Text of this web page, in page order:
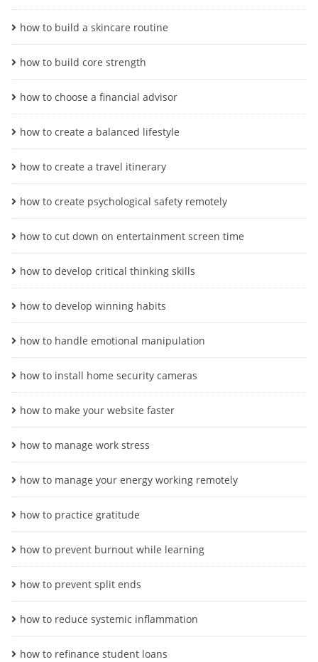
how to build a skincare routine
how to build core strength
how to choose a financial advisor
how to create a balanced lifestyle
how to create a travel itinerary
how to create psychological safety remotely
how to cut down on entertainment screen time
how to develop critical thinking skills
how to develop winning habits
how to handle emotional manipulation
how to install home security cameras
how to make your website faster
how to manage work stress
how to manage your energy working remotely
how to practice gratitude
how to prevent burnout while learning
how to prevent split ends
how to reduce systemic inflammation
how to refinance student loans